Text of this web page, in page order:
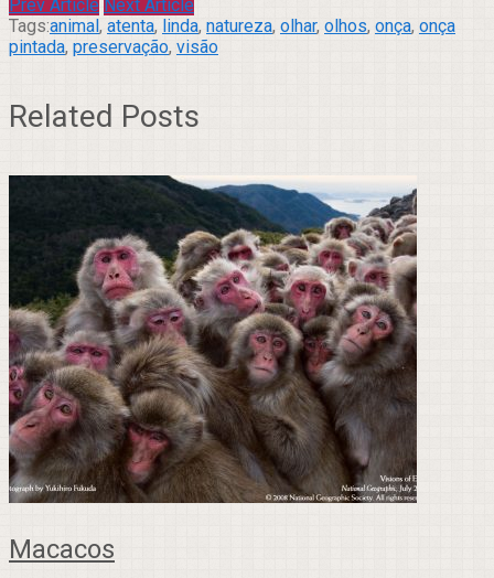
Prev Article Next Article
Tags:animal, atenta, linda, natureza, olhar, olhos, onça, onça
pintada, preservação, visão
Related Posts
Macacos